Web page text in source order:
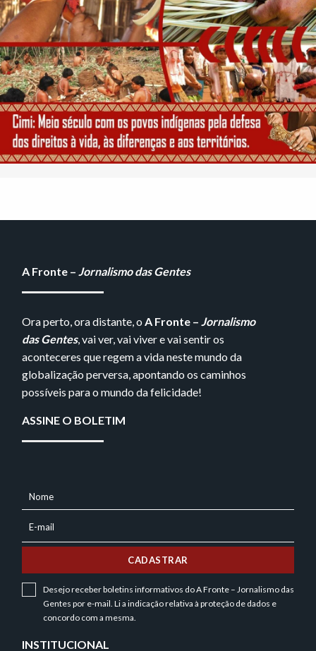
A Fronte – Jornalismo das Gentes
Ora perto, ora distante, o A Fronte – Jornalismo
das Gentes, vai ver, vai viver e vai sentir os
aconteceres que regem a vida neste mundo da
globalização perversa, apontando os caminhos
possíveis para o mundo da felicidade!
ASSINE O BOLETIM
NOME
Nome
MAIL
E-mail
CADASTRAR
Desejo receber boletins informativos do A Fronte – Jornalismo das
Gentes por e-mail. Li a indicação relativa à proteção de dados e
concordo com a mesma.
INSTITUCIONAL